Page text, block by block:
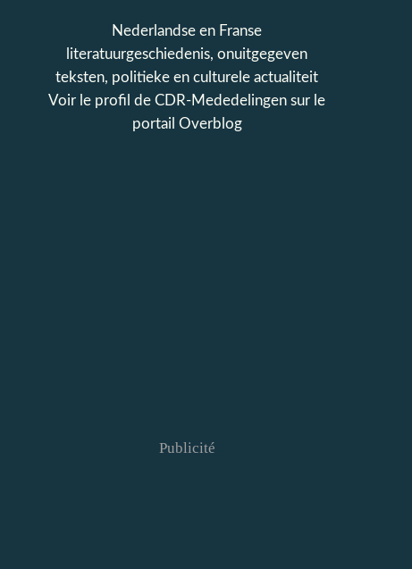
Nederlandse en Franse
literatuurgeschiedenis, onuitgegeven
teksten, politieke en culturele actualiteit
Voir le profil de CDR-Mededelingen sur le
portail Overblog
Publicité